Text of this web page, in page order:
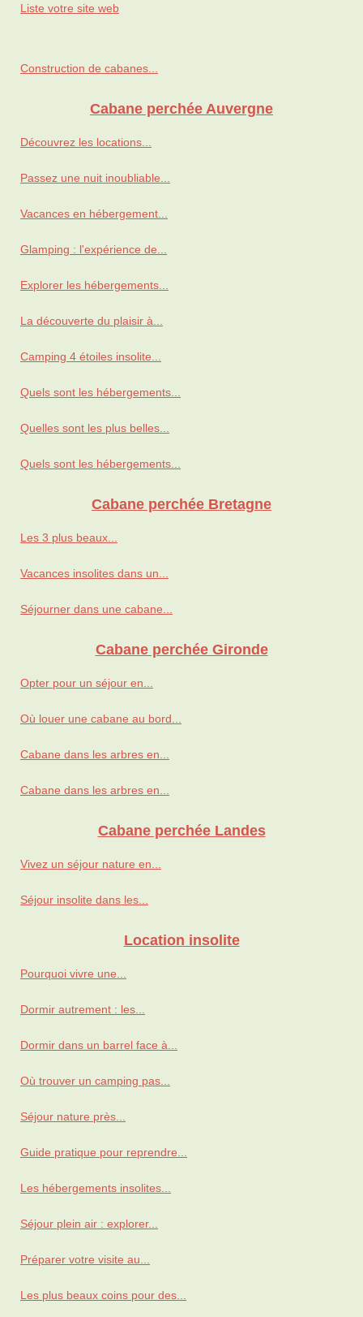
Liste votre site web
Construction de cabanes...
Cabane perchée Auvergne
Découvrez les locations...
Passez une nuit inoubliable...
Vacances en hébergement...
Glamping : l'expérience de...
Explorer les hébergements...
La découverte du plaisir à...
Camping 4 étoiles insolite...
Quels sont les hébergements...
Quelles sont les plus belles...
Quels sont les hébergements...
Cabane perchée Bretagne
Les 3 plus beaux...
Vacances insolites dans un...
Séjourner dans une cabane...
Cabane perchée Gironde
Opter pour un séjour en...
Où louer une cabane au bord...
Cabane dans les arbres en...
Cabane dans les arbres en...
Cabane perchée Landes
Vivez un séjour nature en...
Séjour insolite dans les...
Location insolite
Pourquoi vivre une...
Dormir autrement : les...
Dormir dans un barrel face à...
Où trouver un camping pas...
Séjour nature près...
Guide pratique pour reprendre...
Les hébergements insolites...
Séjour plein air : explorer...
Préparer votre visite au...
Les plus beaux coins pour des...